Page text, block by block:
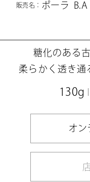
販売名 ： ポー ラ B A
糖化のあ る 古
柔 ら か く 透き通
130g
オン